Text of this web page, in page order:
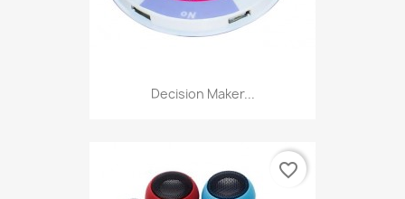
Decision Maker...
favorite_border